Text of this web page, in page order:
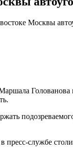
Москвы
Голованова
службе